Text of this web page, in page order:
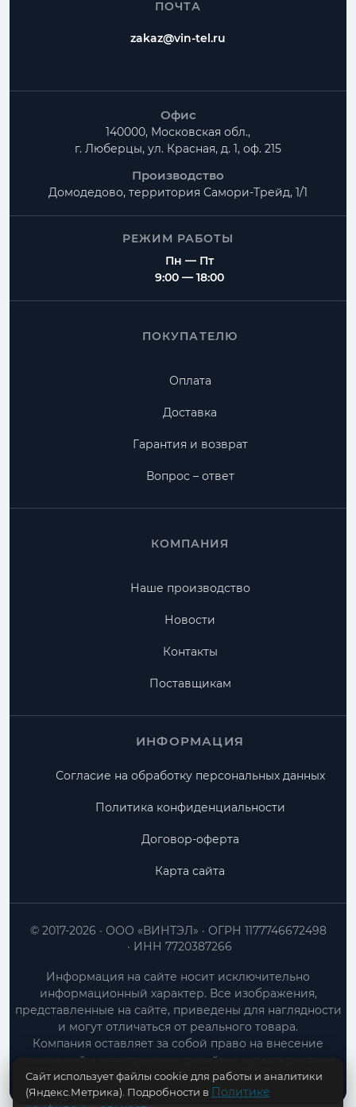
ПОЧТА
zakaz@vin-tel.ru
Офис
140000, Московская обл.,
г. Люберцы, ул. Красная, д. 1, оф. 215
Производство
Домодедово, территория Самори-Трейд, 1/1
РЕЖИМ РАБОТЫ
Пн — Пт
9:00 — 18:00
ПОКУПАТЕЛЮ
Оплата
Доставка
Гарантия и возврат
Вопрос – ответ
КОМПАНИЯ
Наше производство
Новости
Контакты
Поставщикам
ИНФОРМАЦИЯ
Согласие на обработку персональных данных
Политика конфиденциальности
Договор-оферта
Карта сайта
ООО «ВИНТЭЛ»
ОГРН 1177746672498
ИНН 7720387266
© 2017-2026
Информация на сайте носит исключительно
информационный характер. Все изображения,
представленные на сайте, приведены для наглядности
и могут отличаться от реального товара.
Компания оставляет за собой право на внесение
изменений в конструкцию, дизайн и характеристики
товара без предварительного уведомления.
Сайт использует файлы cookie для работы и аналитики
(Яндекс.Метрика). Подробности в Политике